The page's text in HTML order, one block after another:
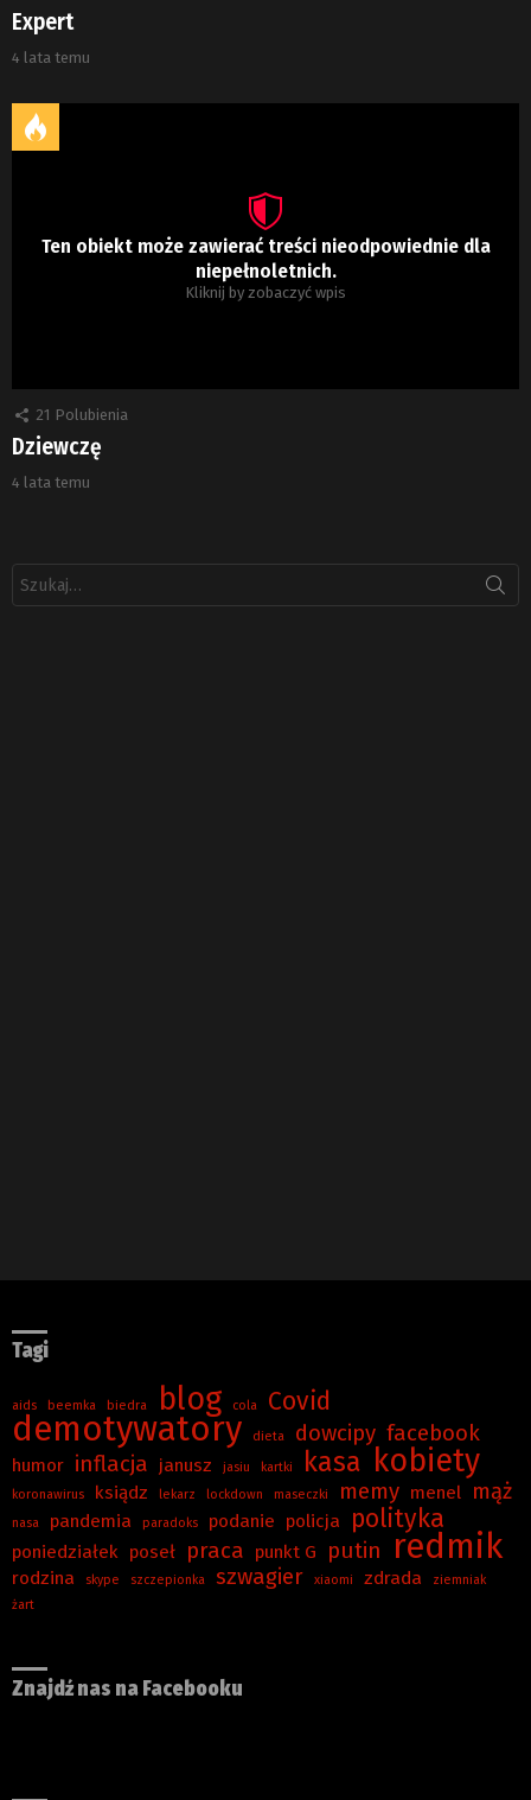
Expert
4 lata temu
Ten obiekt może zawierać treści nieodpowiednie dla
niepełnoletnich.
Kliknij by zobaczyć wpis
21 Polubienia
Dziewczę
4 lata temu
Tagi
aids beemka biedra blog cola Covid
demotywatory dieta dowcipy facebook
humor inflacja janusz jasiu kartki kasa kobiety
koronawirus ksiądz lekarz lockdown maseczki memy menel mąż
nasa pandemia paradoks podanie policja polityka
poniedziałek poseł praca punkt G putin redmik
rodzina skype szczepionka szwagier xiaomi zdrada
ziemniak
żart
Znajdź nas na Facebooku